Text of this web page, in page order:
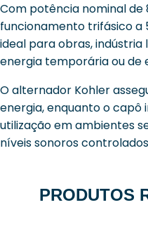
Com potência nominal de
funcionamento trifásico a
ideal para obras, indústria
energia temporária ou de
O alternador Kohler
energia, enquanto o capô
utilização em ambientes
níveis sonoros
PRODUTOS